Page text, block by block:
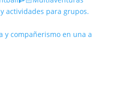
actividades para grupos.
y compañerismo en una a